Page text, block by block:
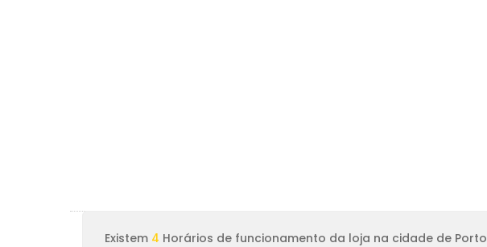
Existem 4 Horários de funcionamento da loja na cidade de Porto